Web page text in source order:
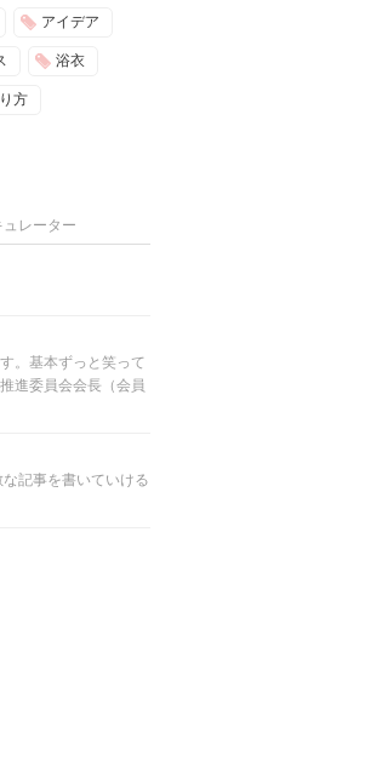
アイデア
浴衣
方
ュレーター
。基本ずっと笑って
進委員会会長（会員
記事を書いていける